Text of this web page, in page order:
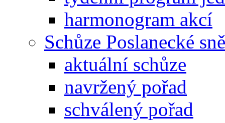
harmonogram akcí
Schůze Poslanecké
aktuální schůze
navržený pořad
schválený pořad